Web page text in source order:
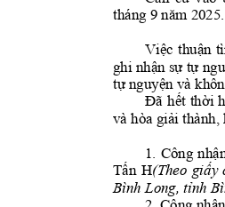
tháng 9 năm 2025.
Việc thuận
ghi nhận sự tự
tự nguyện và
Đã hết thời h
và hòa giải thành,
1. Công
Tấn H(Theo giấy
Bình Long, tỉnh